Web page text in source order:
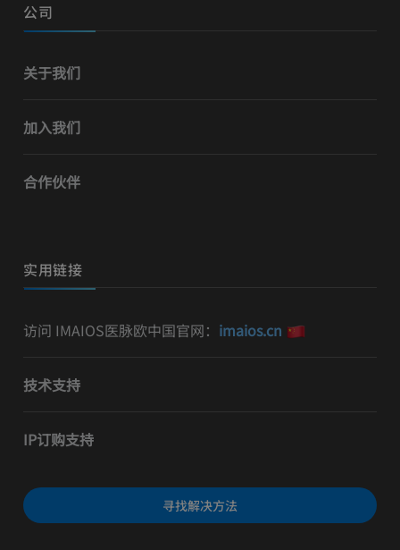
公司
关于我们
加入我们
合作伙伴
实用链接
访问 IMAIOS医脉欧中国官网： imaios.cn
技术支持
IP订购支持
寻找解决方法